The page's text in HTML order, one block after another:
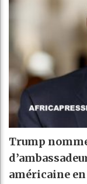
Trump
américaine